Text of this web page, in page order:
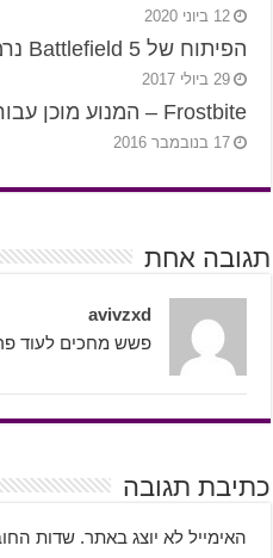
12 ביוני 2020
הפיתוח של Battlefield 5 נרמז על ידי EA
29 ביולי 2017
Frostbite – המנוע מוכן עבור מכשירים רבים
17 בנובמבר 2016
תגובה אחת
avivzxd
פשש מחכים לעוד
כתיבת תגובה
האימייל לא יוצג באתר. שדות